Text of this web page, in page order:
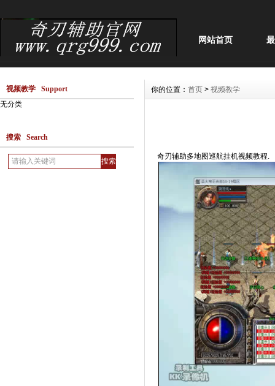
网站首页
视频教学 Support
无分类
搜索 Search
你的位置： 首页 > 视频教学
奇刃辅助多地图巡航挂机视频教程.